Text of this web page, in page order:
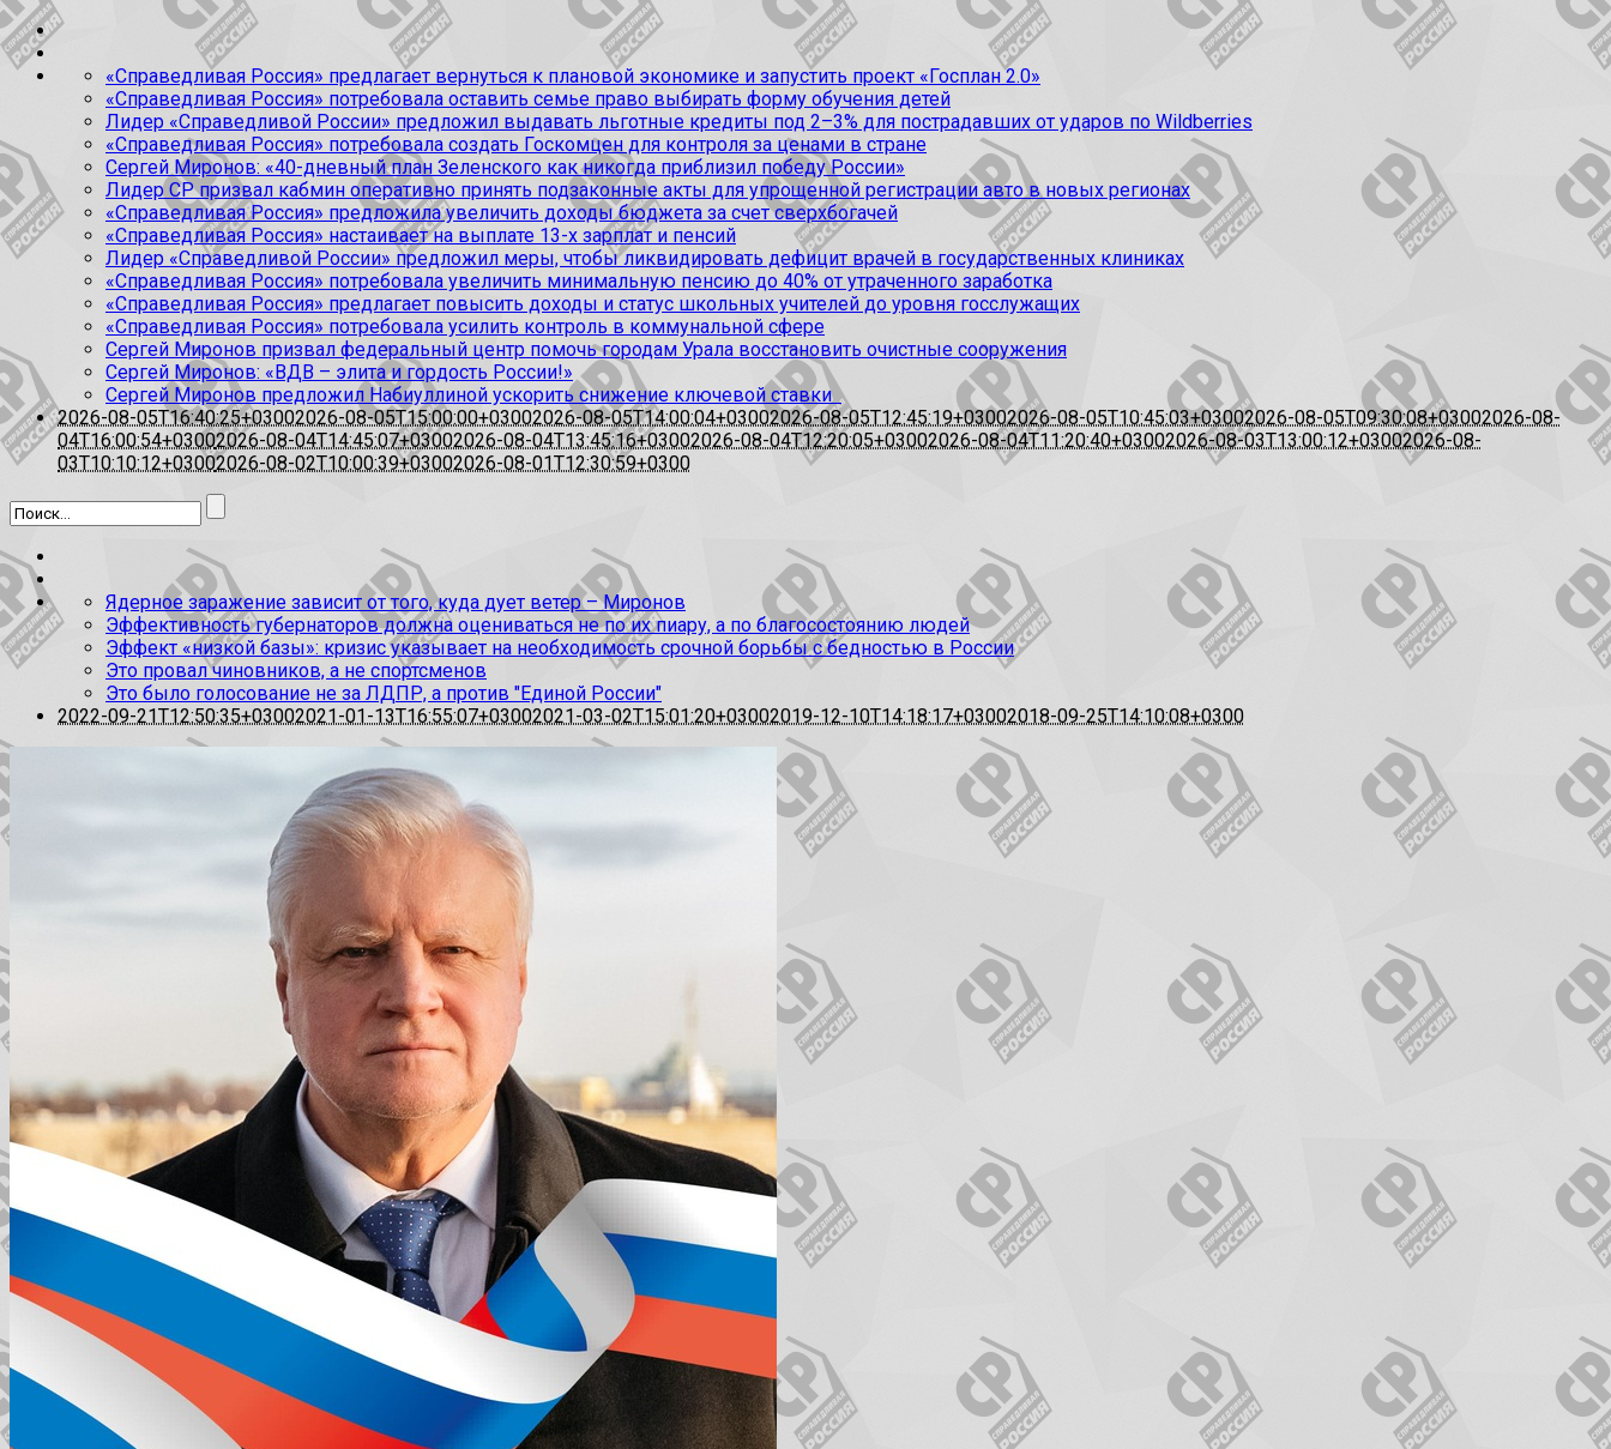
«Справедливая Россия» предлагает вернуться к плановой экономике и запустить проект «Госплан 2.0»
«Справедливая Россия» потребовала оставить семье право выбирать форму обучения детей
Лидер «Справедливой России» предложил выдавать льготные кредиты под 2–3% для пострадавших от ударов по Wildberries
«Справедливая Россия» потребовала создать Госкомцен для контроля за ценами в стране
Сергей Миронов: «40-дневный план Зеленского как никогда приблизил победу России»
Лидер СР призвал кабмин оперативно принять подзаконные акты для упрощенной регистрации авто в новых регионах
«Справедливая Россия» предложила увеличить доходы бюджета за счет сверхбогачей
«Справедливая Россия» настаивает на выплате 13-х зарплат и пенсий
Лидер «Справедливой России» предложил меры, чтобы ликвидировать дефицит врачей в государственных клиниках
«Справедливая Россия» потребовала увеличить минимальную пенсию до 40% от утраченного заработка
«Справедливая Россия» предлагает повысить доходы и статус школьных учителей до уровня госслужащих
«Справедливая Россия» потребовала усилить контроль в коммунальной сфере
Сергей Миронов призвал федеральный центр помочь городам Урала восстановить очистные сооружения
Сергей Миронов: «ВДВ – элита и гордость России!»
Сергей Миронов предложил Набиуллиной ускорить снижение ключевой ставки
2026-08-05T16:40:25+03002026-08-05T15:00:00+03002026-08-05T14:00:04+03002026-08-05T12:45:19+03002026-08-05T10:45:03+03002026-08-05T09:30:08+03002026-08-
04T16:00:54+03002026-08-04T14:45:07+03002026-08-04T13:45:16+03002026-08-04T12:20:05+03002026-08-04T11:20:40+03002026-08-03T13:00:12+03002026-08-
03T10:10:12+03002026-08-02T10:00:39+03002026-08-01T12:30:59+0300
Ядерное заражение зависит от того, куда дует ветер – Миронов
Эффективность губернаторов должна оцениваться не по их пиару, а по благосостоянию людей
Эффект «низкой базы»: кризис указывает на необходимость срочной борьбы с бедностью в России
Это провал чиновников, а не спортсменов
Это было голосование не за ЛДПР, а против "Единой России"
2022-09-21T12:50:35+03002021-01-13T16:55:07+03002021-03-02T15:01:20+03002019-12-10T14:18:17+03002018-09-25T14:10:08+0300